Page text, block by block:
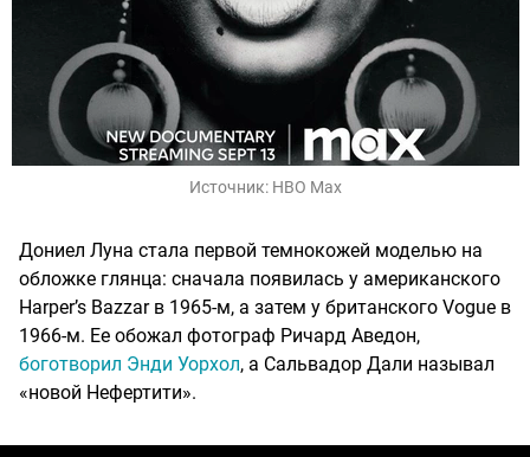
Источник: HBO Max
Дониел Луна стала первой темнокожей моделью на
обложке глянца: сначала появилась у американского
Harper’s Bazzar в 1965-м, а затем у британского Vogue в
1966-м. Ее обожал фотограф Ричард Аведон,
боготворил Энди Уорхол, а Сальвадор Дали называл
«новой Нефертити».